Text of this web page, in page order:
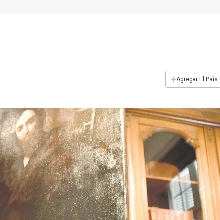
+Agregar El País